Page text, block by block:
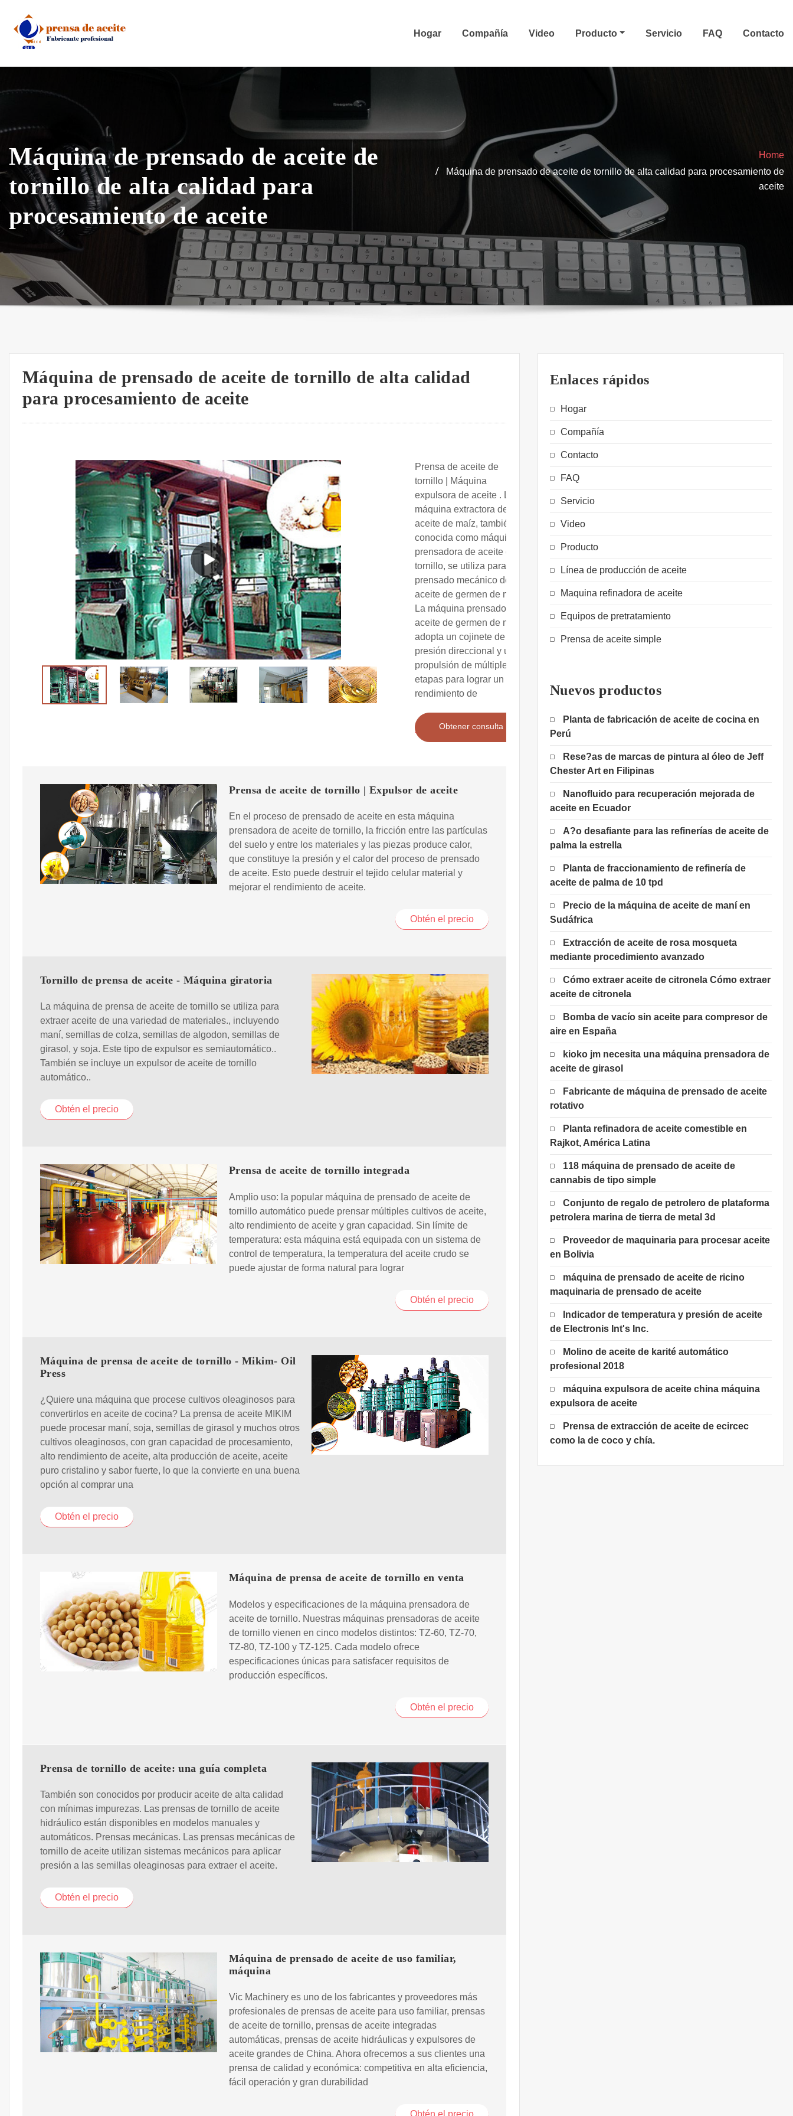
content
Hogar Compañía Video Producto Servicio FAQ Contacto
Máquina de prensado de aceite de
tornillo de alta calidad para
procesamiento de aceite
Home
Máquina de prensado de aceite de tornillo de alta calidad para procesamiento de
aceite
Máquina de prensado de aceite de tornillo de alta calidad
para procesamiento de aceite
Prensa de aceite de
tornillo | Máquina
expulsora de aceite . La
máquina extractora de
aceite de maíz, también
conocida como máquina
prensadora de aceite de
tornillo, se utiliza para el
prensado mecánico del
aceite de germen de maíz.
La máquina prensadora de
aceite de germen de maíz
adopta un cojinete de
presión direccional y una
propulsión de múltiples
etapas para lograr un alto
rendimiento de
Obtener consulta
Prensa de aceite de tornillo | Expulsor de aceite
En el proceso de prensado de aceite en esta máquina
prensadora de aceite de tornillo, la fricción entre las partículas
del suelo y entre los materiales y las piezas produce calor,
que constituye la presión y el calor del proceso de prensado
de aceite. Esto puede destruir el tejido celular material y
mejorar el rendimiento de aceite.
Obtén el precio
Tornillo de prensa de aceite - Máquina giratoria
La máquina de prensa de aceite de tornillo se utiliza para
extraer aceite de una variedad de materiales., incluyendo
maní, semillas de colza, semillas de algodon, semillas de
girasol, y soja. Este tipo de expulsor es semiautomático..
También se incluye un expulsor de aceite de tornillo
automático..
Obtén el precio
Prensa de aceite de tornillo integrada
Amplio uso: la popular máquina de prensado de aceite de
tornillo automático puede prensar múltiples cultivos de aceite,
alto rendimiento de aceite y gran capacidad. Sin límite de
temperatura: esta máquina está equipada con un sistema de
control de temperatura, la temperatura del aceite crudo se
puede ajustar de forma natural para lograr
Obtén el precio
Máquina de prensa de aceite de tornillo - Mikim- Oil
Press
¿Quiere una máquina que procese cultivos oleaginosos para
convertirlos en aceite de cocina? La prensa de aceite MIKIM
puede procesar maní, soja, semillas de girasol y muchos otros
cultivos oleaginosos, con gran capacidad de procesamiento,
alto rendimiento de aceite, alta producción de aceite, aceite
puro cristalino y sabor fuerte, lo que la convierte en una buena
opción al comprar una
Obtén el precio
Máquina de prensa de aceite de tornillo en venta
Modelos y especificaciones de la máquina prensadora de
aceite de tornillo. Nuestras máquinas prensadoras de aceite
de tornillo vienen en cinco modelos distintos: TZ-60, TZ-70,
TZ-80, TZ-100 y TZ-125. Cada modelo ofrece
especificaciones únicas para satisfacer requisitos de
producción específicos.
Obtén el precio
Prensa de tornillo de aceite: una guía completa
También son conocidos por producir aceite de alta calidad
con mínimas impurezas. Las prensas de tornillo de aceite
hidráulico están disponibles en modelos manuales y
automáticos. Prensas mecánicas. Las prensas mecánicas de
tornillo de aceite utilizan sistemas mecánicos para aplicar
presión a las semillas oleaginosas para extraer el aceite.
Obtén el precio
Máquina de prensado de aceite de uso familiar,
máquina
Vic Machinery es uno de los fabricantes y proveedores más
profesionales de prensas de aceite para uso familiar, prensas
de aceite de tornillo, prensas de aceite integradas
automáticas, prensas de aceite hidráulicas y expulsores de
aceite grandes de China. Ahora ofrecemos a sus clientes una
prensa de calidad y económica: competitiva en alta eficiencia,
fácil operación y gran durabilidad
Enlaces rápidos
Hogar
Compañía
Contacto
FAQ
Servicio
Video
Producto
Línea de producción de aceite
Maquina refinadora de aceite
Equipos de pretratamiento
Prensa de aceite simple
Nuevos productos
Planta de fabricación de aceite de cocina en
Perú
Rese?as de marcas de pintura al óleo de Jeff
Chester Art en Filipinas
Nanofluido para recuperación mejorada de
aceite en Ecuador
A?o desafiante para las refinerías de aceite de
palma la estrella
Planta de fraccionamiento de refinería de
aceite de palma de 10 tpd
Precio de la máquina de aceite de maní en
Sudáfrica
Extracción de aceite de rosa mosqueta
mediante procedimiento avanzado
Cómo extraer aceite de citronela Cómo extraer
aceite de citronela
Bomba de vacío sin aceite para compresor de
aire en España
kioko jm necesita una máquina prensadora de
aceite de girasol
Fabricante de máquina de prensado de aceite
rotativo
Planta refinadora de aceite comestible en
Rajkot, América Latina
118 máquina de prensado de aceite de
cannabis de tipo simple
Conjunto de regalo de petrolero de plataforma
petrolera marina de tierra de metal 3d
Proveedor de maquinaria para procesar aceite
en Bolivia
máquina de prensado de aceite de ricino
maquinaria de prensado de aceite
Indicador de temperatura y presión de aceite
de Electronis Int's Inc.
Molino de aceite de karité automático
profesional 2018
máquina expulsora de aceite china máquina
expulsora de aceite
Prensa de extracción de aceite de ecircec
como la de coco y chía.